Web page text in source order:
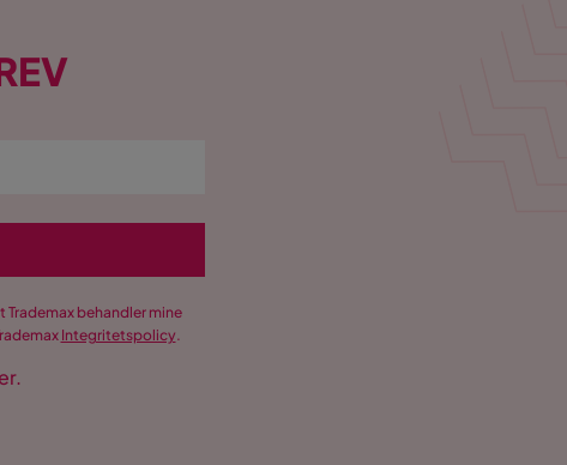
Trademax behandler mine
Integritetspolicy.